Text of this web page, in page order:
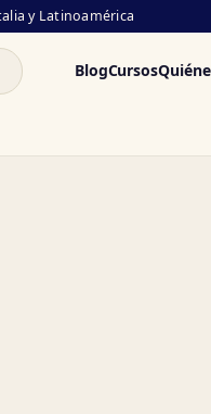
y Latinoamérica
BlogCursos